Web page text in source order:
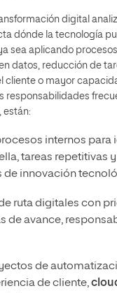
digital
dónde la tecnología
sea aplicando
datos, reducción de
cliente o mayor
responsabilidades
, están:
internos para
tareas repetitivas y
de innovación
ruta digitales con
de avance,
de
de cliente,